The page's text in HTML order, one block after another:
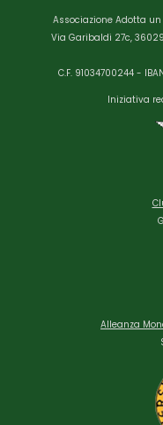
Associazione Adotta
Via Garibaldi 27c,
C.F. 91034700244 -
Iniziativa
Alleanza